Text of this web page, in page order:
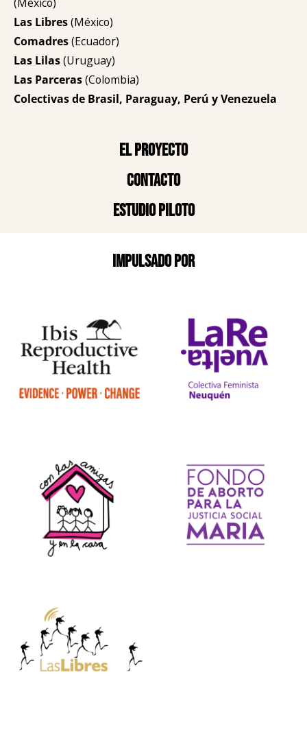
Las Libres(México)
Comadres(Ecuador)
Las Lilas(Uruguay)
Las Parceras(Colombia)
Colectivas de Brasil, Paraguay, Perú y Venezuela
El proyecto
Contacto
Estudio piloto
Impulsado por